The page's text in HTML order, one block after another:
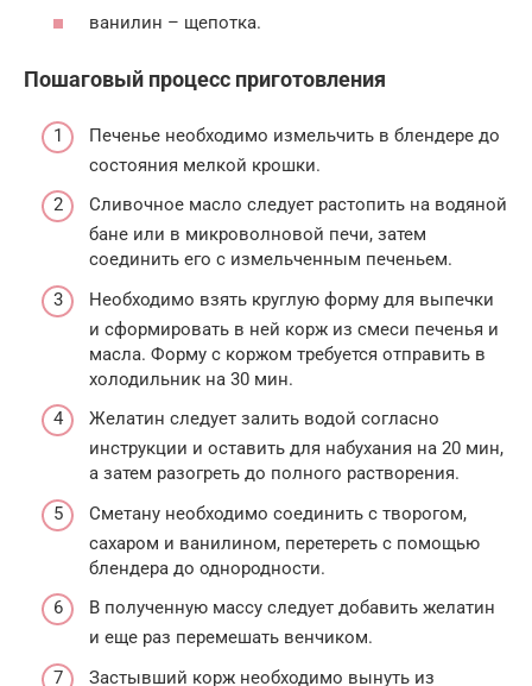
ванилин – щепотка.
Пошаговый процесс приготовления
Печенье необходимо измельчить в блендере до
состояния мелкой крошки.
Сливочное масло следует растопить на водяной
бане или в микроволновой печи, затем
соединить его с измельченным печеньем.
Необходимо взять круглую форму для выпечки
и сформировать в ней корж из смеси печенья и
масла. Форму с коржом требуется отправить в
холодильник на 30 мин.
Желатин следует залить водой согласно
инструкции и оставить для набухания на 20 мин,
а затем разогреть до полного растворения.
Сметану необходимо соединить с творогом,
сахаром и ванилином, перетереть с помощью
блендера до однородности.
В полученную массу следует добавить желатин
и еще раз перемешать венчиком.
Застывший корж необходимо вынуть из